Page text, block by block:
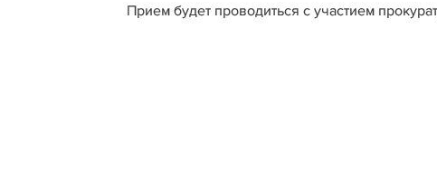
Прием будет проводиться с участием